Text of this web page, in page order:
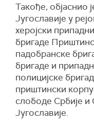
Такође, објаснио
Југославије у
херојски
бригаде
падобранске
бригаде и
полицијске
приштински
слободе Србије
Југославије.